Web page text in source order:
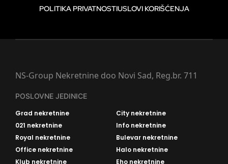
POLITIKA PRIVATNOSTIUSLOVI KORIŠĆENJA
NS-Group Nekretnine doo Novi Sad, Reg.br. 711
POSLOVNE JEDINICE
Grad nekretnine
City nekretnine
021 nekretnine
Info nekretnine
Royal nekretnine
Bulevar nekretnine
Office nekretnine
Halo nekretnine
Klub nekretnine
Eho nekretnine